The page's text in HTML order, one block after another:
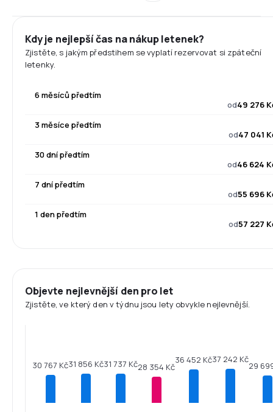
Kdy je nejlepší čas na nákup letenek?
Zjistěte, s jakým předstihem se vyplatí rezervovat si zpáteční
letenky.
6 měsíců předtím
od49 276
3 měsíce předtím
od47 041
30 dní předtím
od46 624
7 dní předtím
od55 696
1 den předtím
od57 227
Objevte nejlevnější den pro let
Zjistěte, ve který den v týdnu jsou lety obvykle nejlevnější.
30 767 Kč31 856 Kč31 737 Kč28 354 Kč
36 452 Kč37 242 Kč
29